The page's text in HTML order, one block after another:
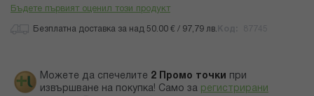
със
Бъдете първият оценил този продукт
Безплатна доставка за над 50.00 € / 97,79 лв.
Можете да спечелите 2 Промо точки
при
извършване на покупка! Само за регистрирани